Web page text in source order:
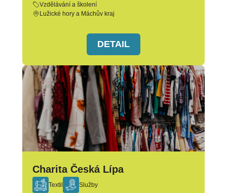
Vzdělávání a školení
Lužické hory a Máchův kraj
DETAIL
Charita Česká Lípa
Textil
Služby